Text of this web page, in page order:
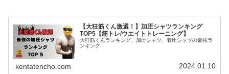
【大狂筋くん激選！】加圧シャツランキング
TOP5【筋トレ/ウエイトトレーニング】
大狂筋くんランキング、加圧シャツ、着圧シャツの最強ラ
ンキング
kentatencho.com 2024.01.10